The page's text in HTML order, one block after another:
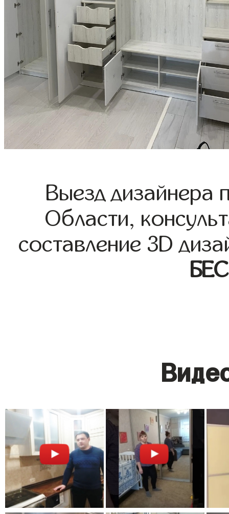
Выезд дизайнера
Области,
составление 3D